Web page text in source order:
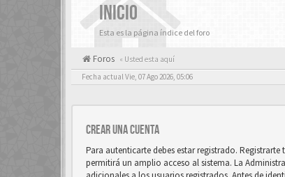
INICIO
Esta es la página índice del foro
Foros « Usted esta aquí
Fecha actual Vie, 07 Ago 2026, 05:06
Crear una cuenta
Para autenticarte debes estar registrado.
permitirá un amplio acceso al sistema. La